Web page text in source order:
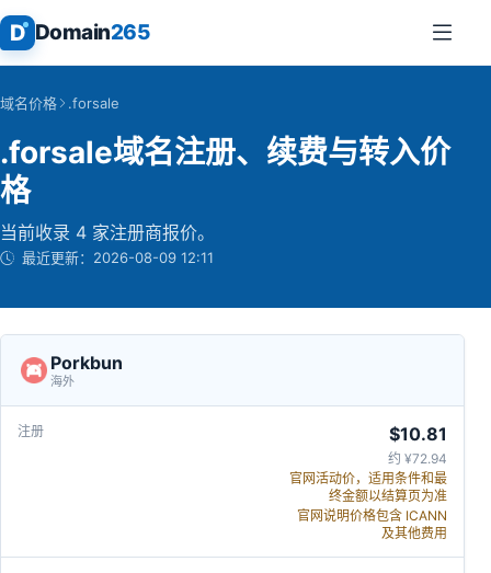
D Domain265
域名价格 .forsale
.forsale域名注册、续费与转入价
格
当前收录 4 家注册商报价。
最近更新： 2026-08-09 12:11
Porkbun
海外
$10.81
约 ¥72.94
官网活动价，适用条件和最
终金额以结算页为准
官网说明价格包含 ICANN
及其他费用